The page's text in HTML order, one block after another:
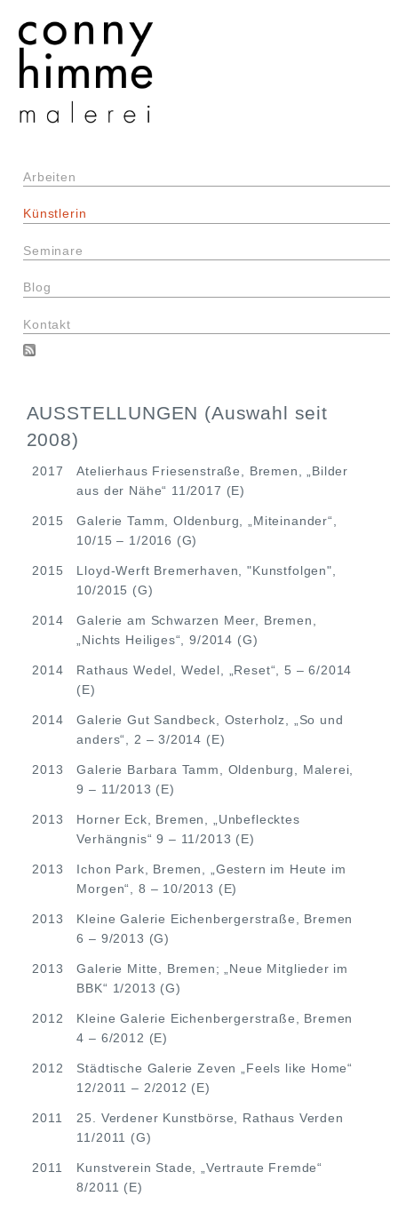
Arbeiten
Künstlerin
Seminare
Blog
Kontakt
AUSSTELLUNGEN (Auswahl seit
2008)
2017
Atelierhaus Friesenstraße, Bremen, „Bilder
aus der Nähe“ 11/2017 (E)
2015
Galerie Tamm, Oldenburg, „Miteinander“,
10/15 – 1/2016 (G)
2015
Lloyd-Werft Bremerhaven, "Kunstfolgen",
10/2015 (G)
2014
Galerie am Schwarzen Meer, Bremen,
„Nichts Heiliges“, 9/2014 (G)
2014
Rathaus Wedel, Wedel, „Reset“, 5 – 6/2014
(E)
2014
Galerie Gut Sandbeck, Osterholz, „So und
anders“, 2 – 3/2014 (E)
2013
Galerie Barbara Tamm, Oldenburg, Malerei,
9 – 11/2013 (E)
2013
Horner Eck, Bremen, „Unbeflecktes
Verhängnis“ 9 – 11/2013 (E)
2013
Ichon Park, Bremen, „Gestern im Heute im
Morgen“, 8 – 10/2013 (E)
2013
Kleine Galerie Eichenbergerstraße, Bremen
6 – 9/2013 (G)
2013
Galerie Mitte, Bremen; „Neue Mitglieder im
BBK“ 1/2013 (G)
2012
Kleine Galerie Eichenbergerstraße, Bremen
4 – 6/2012 (E)
2012
Städtische Galerie Zeven „Feels like Home“
12/2011 – 2/2012 (E)
2011
25. Verdener Kunstbörse, Rathaus Verden
11/2011 (G)
2011
Kunstverein Stade, „Vertraute Fremde“
8/2011 (E)